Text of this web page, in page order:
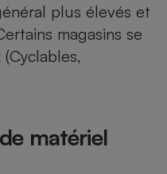
plus élevés et
magasins se
matériel